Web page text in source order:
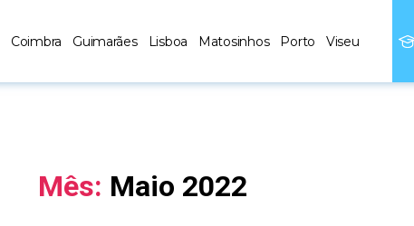
Coimbra Guimarães Lisboa Matosinhos Porto Viseu
Mês: Maio 2022